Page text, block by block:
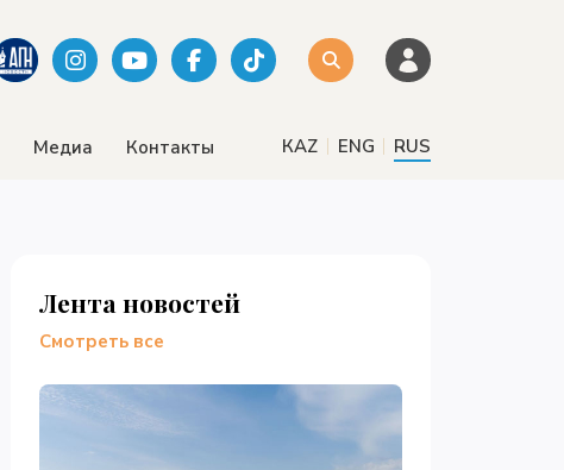
Медиа Контакты КАZ | ENG | RUS
Лента новостей
Смотреть все